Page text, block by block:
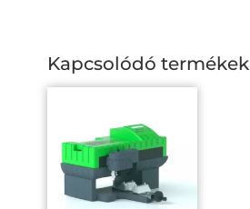
Kapcsolódó termékek